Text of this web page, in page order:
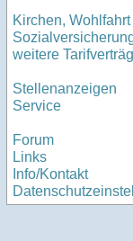
Kirchen, Wohlfahrt
weitere
Stellenanzeigen
Service
Forum
Links
Info/Kontakt